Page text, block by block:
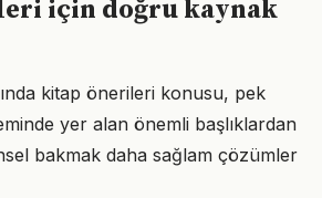
için doğru kaynak
kitap önerileri konusu, pek
yer alan önemli başlıklardan
bakmak daha sağlam çözümler